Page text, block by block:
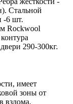
Стальной
-6 шт.
Rockwool
290-300кг.
имеет
зоны от
взлома.